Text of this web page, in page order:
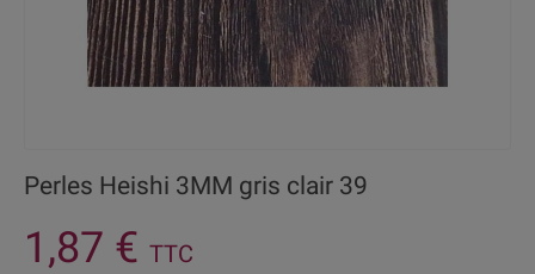
Perles Heishi 3MM gris clair 39
1,87 € TTC